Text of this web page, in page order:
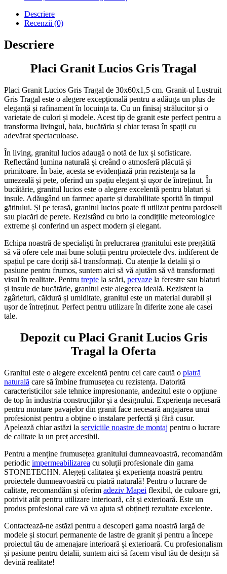
Descriere
Recenzii (0)
Descriere
Placi Granit Lucios Gris Tragal
Placi Granit Lucios Gris Tragal de 30x60x1,5 cm. Granit-ul Lustruit
Gris Tragal este o alegere excepțională pentru a adăuga un plus de
eleganță și rafinament în locuința ta. Cu un finisaj strălucitor și o
varietate de culori și modele. Acest tip de granit este perfect pentru a
transforma livingul, baia, bucătăria și chiar terasa în spații cu
adevărat spectaculoase.
În living, granitul lucios adaugă o notă de lux și sofisticare.
Reflectând lumina naturală și creând o atmosferă plăcută și
primitoare. În baie, acesta se evidențiază prin rezistența sa la
umezeală și pete, oferind un spațiu elegant și ușor de întreținut. În
bucătărie, granitul lucios este o alegere excelentă pentru blaturi și
insule. Adăugând un farmec aparte și durabilitate sporită în timpul
gătitului. Și pe terasă, granitul lucios poate fi utilizat pentru pardoseli
sau placări de perete. Rezistând cu brio la condițiile meteorologice
extreme și conferind un aspect modern și elegant.
Echipa noastră de specialiști în prelucrarea granitului este pregătită
să vă ofere cele mai bune soluții pentru proiectele dvs. indiferent de
spațiul pe care doriți să-l transformați. Cu atenție la detalii și o
pasiune pentru frumos, suntem aici să vă ajutăm să vă transformați
visul în realitate. Pentru trepte la scări, pervaze la ferestre sau blaturi
și insule de bucătărie, granitul este alegerea ideală. Rezistent la
zgârieturi, căldură și umiditate, granitul este un material durabil și
ușor de întreținut. Perfect pentru utilizare în diferite zone ale casei
tale.
Depozit cu Placi Granit Lucios Gris
Tragal la Oferta
Granitul este o alegere excelentă pentru cei care caută o piatră
naturală care să îmbine frumusețea cu rezistența. Datorită
caracteristicilor sale tehnice impresionante, andezitul este o opțiune
de top în industria construcțiilor și a designului. Experiența necesară
pentru montare pavajelor din granit face necesară angajarea unui
profesionist pentru a obține o instalare perfectă și fără cusur.
Apelează chiar astăzi la serviciile noastre de montaj pentru o lucrare
de calitate la un preț accesibil.
Pentru a menține frumusețea granitului dumneavoastră, recomandăm
periodic impermeabilizarea cu soluții profesionale din gama
STONETECHN. Alegeți calitatea și experiența noastră pentru
proiectele dumneavoastră cu piatră naturală! Pentru o lucrare de
calitate, recomandăm și oferim adeziv Mapei flexibil, de culoare gri,
potrivit atât pentru utilizare interioară, cât și exterioară. Este un
produs profesional care vă va ajuta să obțineți rezultate excelente.
Contactează-ne astăzi pentru a descoperi gama noastră largă de
modele și stocuri permanente de lastre de granit și pentru a începe
proiectul tău de amenajare interioară și exterioară. Cu profesionalism
și pasiune pentru detalii, suntem aici să facem visul tău de design să
devină realitate!